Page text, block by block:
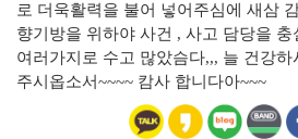
로 더욱활력을 불어 넣어주심에 새삼
향기방을 위하야 사건 , 사고 담당을 충
여러가지로 수고 많았슴다,,, 늘 건강하
주시옵소서~~~~ 캄사 합니다아~~~